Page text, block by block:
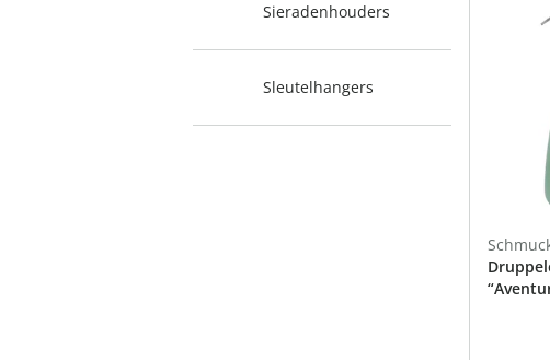
Sieradenhouders
Sleutelhangers